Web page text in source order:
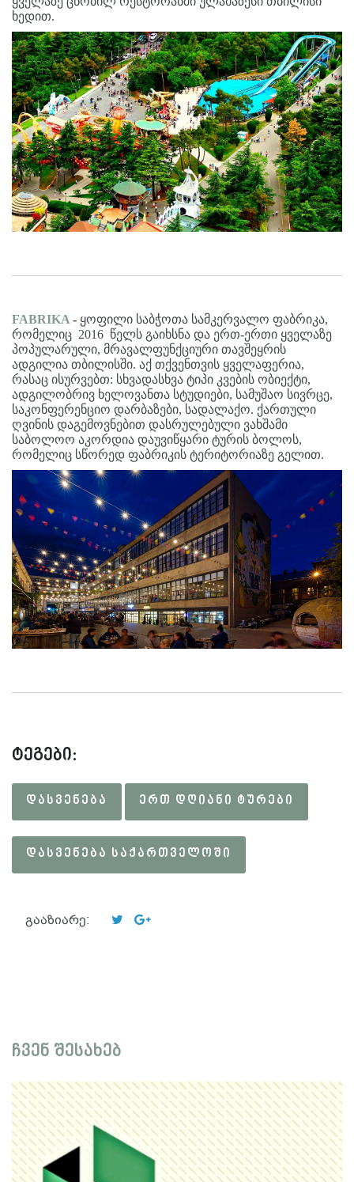
ხედით.
FABRIKA - ყოფილი საბჭოთა სამკერვალო ფაბრიკა,
რომელიც 2016 წელს გაიხსნა და ერთ-ერთი ყველაზე
პოპულარული, მრავალფუნქციური თავშეყრის
ადგილია თბილისში. აქ თქვენთვის ყველაფერია,
რასაც ისურვებთ: სხვადასხვა ტიპი კვების ობიექტი,
ადგილობრივ ხელოვანთა სტუდიები, სამუშაო სივრცე,
საკონფერენციო დარბაზები, სადალაქო. ქართული
ღვინის დაგემოვნებით დასრულებული ვახშამი
საბოლოო აკორდია დაუვიწყარი ტურის ბოლოს,
რომელიც სწორედ ფაბრიკის ტერიტორიაზე გელით.
ტეგები:
ᲓᲐᲡᲕᲔᲜᲔᲑᲐ ᲔᲠᲗ ᲓᲦᲘᲐᲜᲘ ᲢᲣᲠᲔᲑᲘ
ᲓᲐᲡᲕᲔᲜᲔᲑᲐ ᲡᲐᲥᲐᲠᲗᲕᲔᲚᲝᲨᲘ
გააზიარე:
ჩვენ შესახებ